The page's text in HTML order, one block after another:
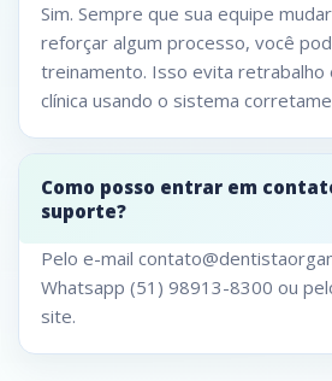
Sim. Sempre que sua equipe
reforçar algum processo, você
treinamento. Isso evita retrabalho
clínica usando o sistema
Como posso entrar em
suporte?
Pelo e-mail
Whatsapp (51) 98913-8300 ou
site.